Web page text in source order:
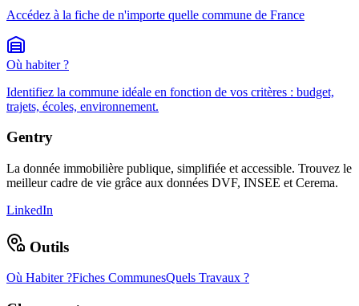
Accédez à la fiche de n'importe quelle commune de France
Où habiter ?
Identifiez la commune idéale en fonction de vos critères : budget,
trajets, écoles, environnement.
Gentry
La donnée immobilière publique, simplifiée et accessible. Trouvez le
meilleur cadre de vie grâce aux données DVF, INSEE et Cerema.
LinkedIn
Outils
Où Habiter ?Fiches CommunesQuels Travaux ?